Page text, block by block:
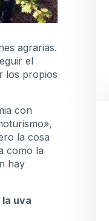
agrarias.
el
los propios
con
la cosa
como la
hay
uva